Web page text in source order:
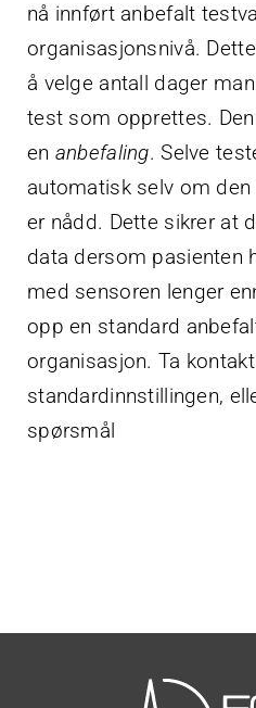
nå innført anbefalt
organisasjonsnivå.
å velge antall dager
test som opprettes.
en anbefaling. Selve
automatisk selv om
er nådd. Dette sikrer at
data dersom pasienten
med sensoren lenger
opp en standard
organisasjon. Ta
standardinnstillingen,
spørsmål